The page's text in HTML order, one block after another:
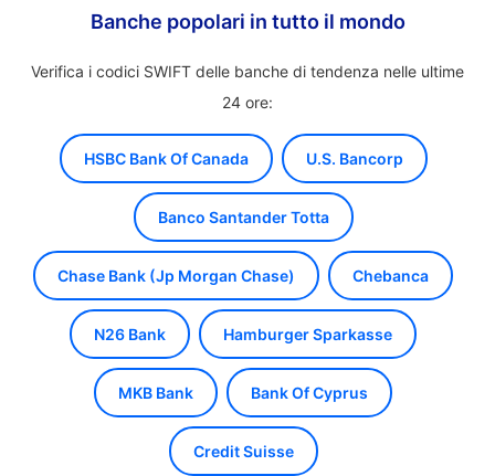
Banche popolari in tutto il mondo
Verifica i codici SWIFT delle banche di tendenza nelle ultime
24 ore:
HSBC Bank Of Canada U.S. Bancorp
Banco Santander Totta
Chase Bank (Jp Morgan Chase) Chebanca
N26 Bank Hamburger Sparkasse
MKB Bank Bank Of Cyprus
Credit Suisse